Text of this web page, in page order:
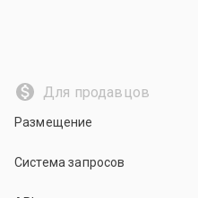
Для продавцов
Размещение
Система запросов